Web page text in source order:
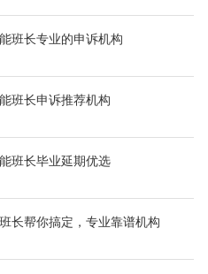
班长专业的申诉机构
班长申诉推荐机构
班长毕业延期优选
长帮你搞定，专业靠谱机构